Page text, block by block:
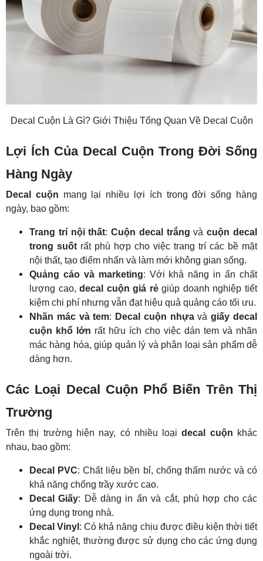
Decal Cuộn Là Gì? Giới Thiệu Tổng Quan Về Decal Cuộn
Lợi Ích Của Decal Cuộn Trong Đời Sống
Hàng Ngày
Decal cuộn mang lại nhiều lợi ích trong đời sống hàng
ngày, bao gồm:
Trang trí nội thất:Cuộn decal trắng vàcuộn decal
trong suốt rất phù hợp cho việc trang trí các bề mặt
nội thất, tạo điểm nhấn và làm mới không gian sống.
Quảng cáo và marketing: Với khả năng in ấn chất
lượng cao,decal cuộn giá rẻgiúp doanh nghiệp tiết
kiệm chi phí nhưng vẫn đạt hiệu quả quảng cáo tối ưu.
Nhãn mác và tem: Decal cuộn nhựavàgiấy decal
cuộn khổ lớn rất hữu ích cho việc dán tem và nhãn
mác hàng hóa, giúp quản lý và phân loại sản phẩm dễ
dàng hơn.
Các Loại Decal Cuộn Phổ Biến Trên Thị
Trường
Trên thị trường hiện nay, có nhiều loạidecal cuộn khác
nhau, bao gồm:
Decal PVC: Chất liệu bền bỉ, chống thấm nước và có
khả năng chống trầy xước cao.
Decal Giấy: Dễ dàng in ấn và cắt, phù hợp cho các
ứng dụng trong nhà.
Decal Vinyl : Có khả năng chịu được điều kiện thời tiết
khắc nghiệt, thường được sử dụng cho các ứng dụng
ngoài trời.